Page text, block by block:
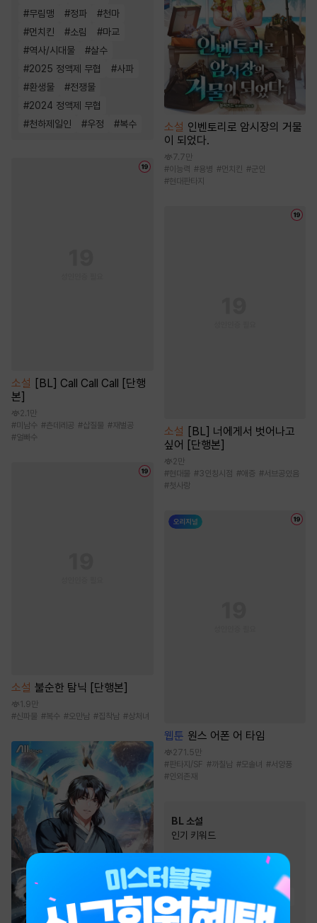
#무림맹 #정파 #천마
#먼치킨 #소림 #마교
#역사/시대물 #살수
#2025 정액제 무협 #사파
#환생물 #전쟁물
#2024 정액제 무협
#천하제일인 #우정 #복수
소설 [BL] Call Call Call [단행
본]
2.1만
#미남수 #츤데레공 #삽질물 # 재벌공
#얼빠수
소설 불순한 탐닉 [단행본]
1.9만
#신파물 #복수 #오만남 #집착남 #상처녀
소설 인벤토리로 암시장의 거물
이 되었다.
7.7만
#이능력 #용병 #먼치킨 #군인
#현대판타지
소설
[BL] 너에게서 벗어나고
싶어 [단행본]
2만
#현대물 #3인칭시점 #애증 #서브공있음
#첫사랑
웹툰 원스 어폰 어 타임
271.5만
#판타지/SF #까칠남 #모솔녀 #서양풍
#인외존재
BL 소설
인기 키워드
#사랑꾼공
#순진수 #다정공
절륜공
# 집착공 강공 #달달물